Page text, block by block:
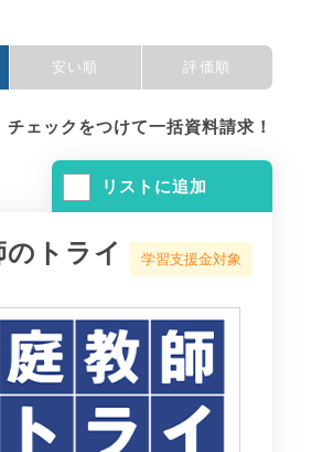
安い順 評価順
チェックをつけて一括資料請求！
リストに追加
のトライ 学習支援金対象